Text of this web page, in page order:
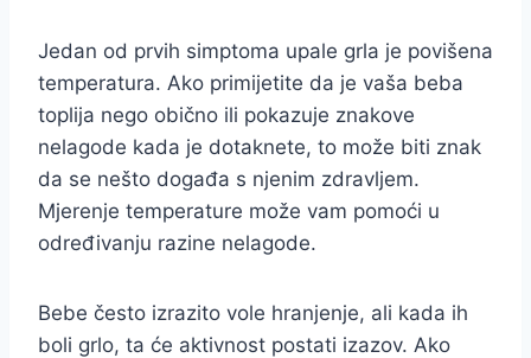
Jedan od prvih simptoma upale grla je povišena
temperatura. Ako primijetite da je vaša beba
toplija nego obično ili pokazuje znakove
nelagode kada je dotaknete, to može biti znak
da se nešto događa s njenim zdravljem.
Mjerenje temperature može vam pomoći u
određivanju razine nelagode.
Bebe često izrazito vole hranjenje, ali kada ih
boli grlo, ta će aktivnost postati izazov. Ako